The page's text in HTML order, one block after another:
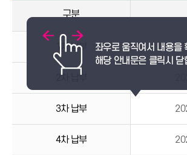
구분
1차 납부
2차 납부
3차 납부
4차 납부